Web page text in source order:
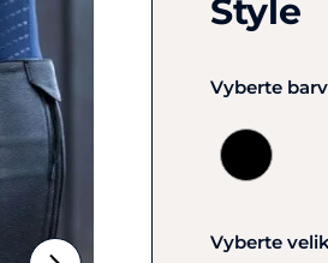
Style
Vyberte
Vyberte